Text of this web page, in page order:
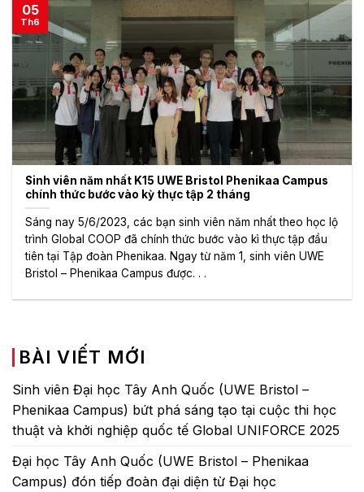
Sinh viên năm nhất K15 UWE Bristol Phenikaa Campus
chính thức bước vào kỳ thực tập 2 tháng
Sáng nay 5/6/2023, các bạn sinh viên năm nhất theo học lộ
trình Global COOP đã chính thức bước vào kì thực tập đầu
tiên tại Tập đoàn Phenikaa. Ngay từ năm 1, sinh viên UWE
Bristol – Phenikaa Campus được. . .
05
Th6
BÀI VIẾT MỚI
Sinh viên Đại học Tây Anh Quốc (UWE Bristol –
Phenikaa Campus) bứt phá sáng tạo tại cuộc thi học
thuật và khởi nghiệp quốc tế Global UNIFORCE 2025
Đại học Tây Anh Quốc (UWE Bristol – Phenikaa
Campus) đón tiếp đoàn đại diện từ Đại học